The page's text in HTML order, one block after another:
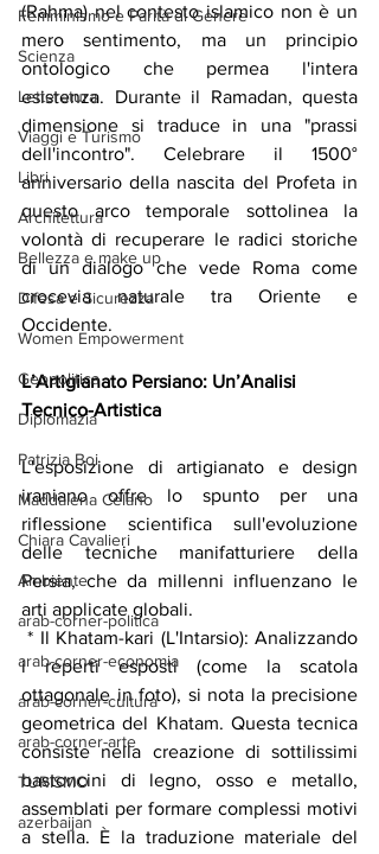
Femminismo e Parità di Genere
Scienza
Letteratura
Viaggi e Turismo
Libri
Architettura
Bellezza e make up
Difesa e Sicurezza
Women Empowerment
Geopolitica
Diplomazia
Patrizia Boi
Maddalena Celano
Chiara Cavalieri
Ambiente
arab-corner-politica
arab-corner-economia
arab-corner-cultura
arab-corner-arte
TURISMO
azerbaijan
(Rahma) nel contesto islamico non è un
mero sentimento, ma un principio
ontologico che permea l'intera
esistenza. Durante il Ramadan, questa
dimensione si traduce in una "prassi
dell'incontro". Celebrare il 1500°
anniversario della nascita del Profeta in
questo arco temporale sottolinea la
volontà di recuperare le radici storiche
di un dialogo che vede Roma come
crocevia naturale tra Oriente e
Occidente.
L’Artigianato Persiano: Un’Analisi
Tecnico-Artistica
L'esposizione di artigianato e design
iraniano offre lo spunto per una
riflessione scientifica sull'evoluzione
delle tecniche manifatturiere della
Persia, che da millenni influenzano le
arti applicate globali.
* Il Khatam-kari (L'Intarsio): Analizzando
i reperti esposti (come la scatola
ottagonale in foto), si nota la precisione
geometrica del Khatam. Questa tecnica
consiste nella creazione di sottilissimi
bastoncini di legno, osso e metallo,
assemblati per formare complessi motivi
a stella. È la traduzione materiale del